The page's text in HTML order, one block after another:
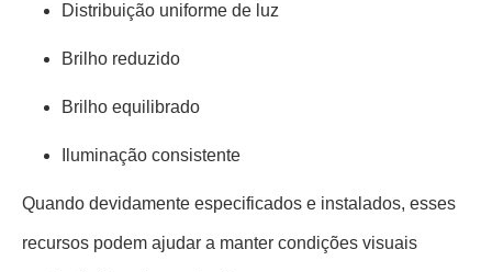
Distribuição uniforme de luz
Brilho reduzido
Brilho equilibrado
Iluminação consistente
Quando devidamente especificados e instalados, esses
recursos podem ajudar a manter condições visuais